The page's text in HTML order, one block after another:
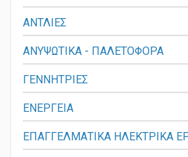
ΑΝΤΛΙΕΣ
ΑΝΥΨΩΤΙΚΑ - ΠΑΛΕΤΟΦΟΡΑ
ΓΕΝΝΗΤΡΙΕΣ
ΕΝΕΡΓΕΙΑ
ΕΠΑΓΓΕΛΜΑΤΙΚΑ ΗΛΕΚΤΡΙΚΑ